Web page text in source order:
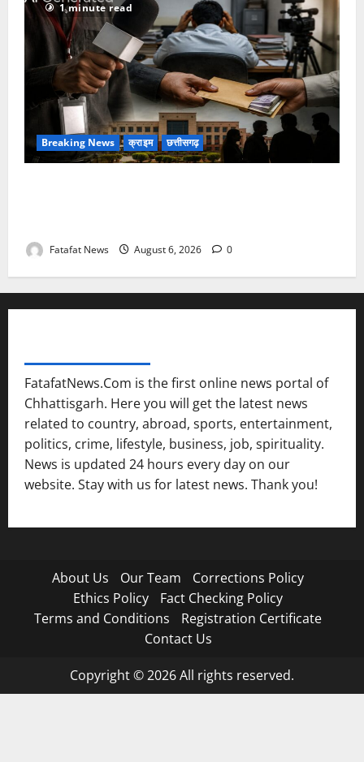
1 minute read
Breaking News क्राइम छत्तीसगढ़
Fatafat News August 6, 2026 0
FatafatNews.Com is the first online news portal of
Chhattisgarh. Here you will get the latest news
related to country, abroad, sports, entertainment,
politics, crime, lifestyle, business, job, spirituality.
News is updated 24 hours every day on our
website. Stay with us for latest news. Thank you!
About Us Our Team
Corrections Policy
Ethics Policy
Fact Checking Policy
Terms and Conditions
Registration Certificate
Contact Us
Copyright © 2026 All rights reserved.